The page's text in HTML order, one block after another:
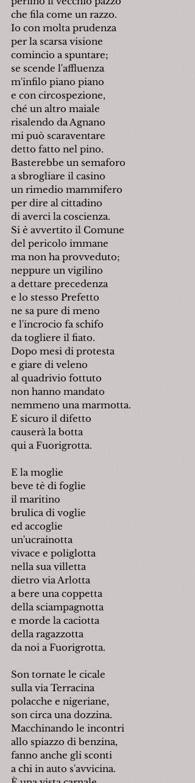
che fila come un razzo.
Io con molta prudenza
per la scarsa visione
comincio a spuntare;
se scende l'affluenza
m'infilo piano piano
e con circospezione,
ché un altro maiale
risalendo da Agnano
mi può scaraventare
detto fatto nel pino.
Basterebbe un semaforo
a sbrogliare il casino
un rimedio mammifero
per dire al cittadino
di averci la coscienza.
Si è avvertito il Comune
del pericolo immane
ma non ha provveduto;
neppure un vigilino
a dettare precedenza
e lo stesso Prefetto
ne sa pure di meno
e l'incrocio fa schifo
da togliere il fiato.
Dopo mesi di protesta
e giare di veleno
al quadrivio fottuto
non hanno mandato
nemmeno una marmotta.
E sicuro il difetto
causerà la botta
qui a Fuorigrotta.
E la moglie
beve tè di foglie
il maritino
brulica di voglie
ed accoglie
un'ucrainotta
vivace e poliglotta
nella sua villetta
dietro via Arlotta
a bere una coppetta
della sciampagnotta
e morde la caciotta
della ragazzotta
da noi a Fuorigrotta.
Son tornate le cicale
sulla via Terracina
polacche e nigeriane,
son circa una dozzina.
Macchinando le incontri
allo spiazzo di benzina,
fanno anche gli sconti
a chi in auto s'avvicina.